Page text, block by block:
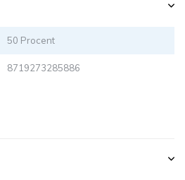
50 Procent
8719273285886